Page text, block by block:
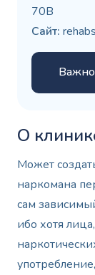
70В
Сайт:
Важно
О
Может
наркомана
сам
ибо хотя